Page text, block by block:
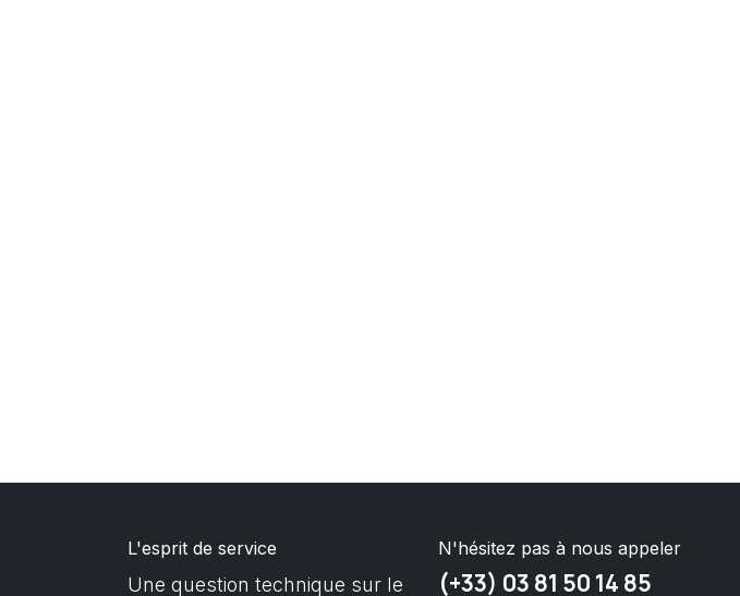
L'esprit de service
Une question technique sur le
N'hésitez pas à nous appeler
(+33) 03 81 50 14 85